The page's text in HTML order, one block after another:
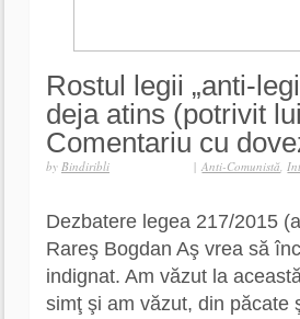
Rostul legii „anti-
deja atins (potrivit
Comentariu cu
by Bindiribli | Anti-Comunistă,
Dezbatere legea 217/2015
Rareş Bogdan Aş vrea să
indignat. Am văzut la
simţ şi am văzut, din păcate